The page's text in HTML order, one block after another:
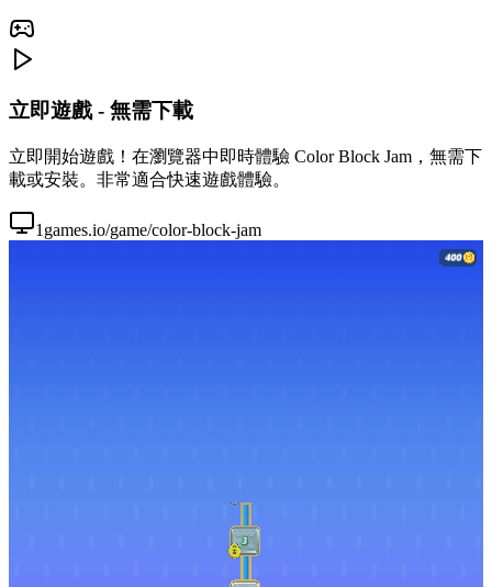
立即遊戲 - 無需下載
立即開始遊戲！在瀏覽器中即時體驗 Color Block Jam，無需下
載或安裝。非常適合快速遊戲體驗。
1games.io/game/color-block-jam